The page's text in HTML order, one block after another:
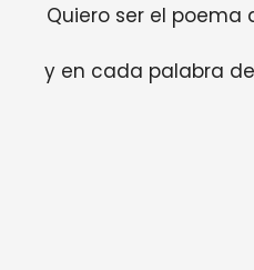
Quiero ser el poema
y en cada palabra